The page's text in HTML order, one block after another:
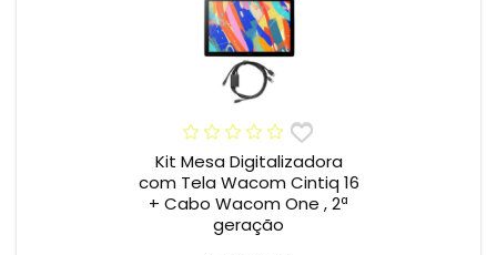
Kit Mesa Digitalizadora
com Tela Wacom Cintiq 16
+ Cabo Wacom One , 2ª
geração